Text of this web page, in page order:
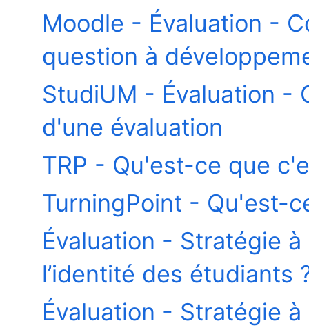
Moodle - Évaluation -
question à
StudiUM - Évaluation -
d'une évaluation
TRP - Qu'est-ce que
TurningPoint - Qu'est-
Évaluation - Stratégie
l’identité des étudiants
Évaluation - Stratégie